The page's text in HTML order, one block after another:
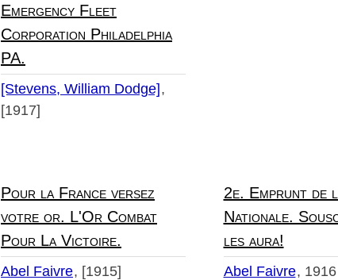
Emergency Fleet
Corporation Philadelphia
PA.
[Stevens, William Dodge]
[1917]
Pour la France versez
votre or. L'Or Combat
Pour La Victoire.
Abel Faivre [1915]
2e. Emprunt de
Nationale.
les aura!
Abel Faivre 1916